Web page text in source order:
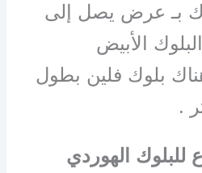
بـ عرض يصل إلى
الأبيض
بلوك فلين بطول
للبلوك الهوردي